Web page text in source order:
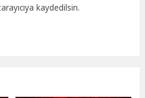
kaydedilsin.